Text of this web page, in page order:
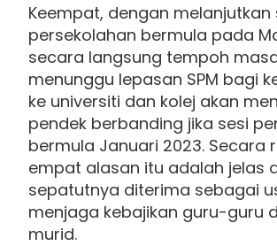
Keempat, dengan melanjutkan
persekolahan bermula pada
secara langsung tempoh
menunggu lepasan SPM bagi
ke universiti dan kolej akan
pendek berbanding jika sesi
bermula Januari 2023. Secara
empat alasan itu adalah jelas
sepatutnya diterima sebagai
menjaga kebajikan guru-guru
murid.